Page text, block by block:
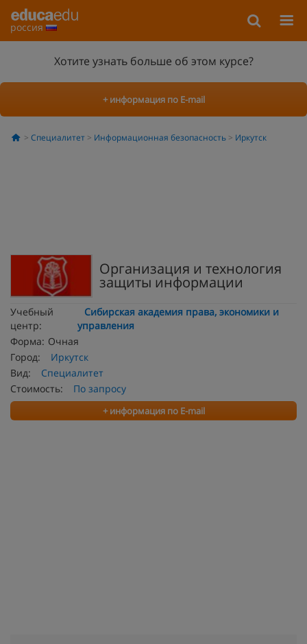
россия
Хотите узнать больше об этом курсе?
+ информация по E-mail
Специалитет Информационная безопасность Иркутск
Организация и технология
защиты информации
Учебный
центр:
Сибирская академия права, экономики и
управления
Форма: Очная
Город:
Иркутск
Вид:
Специалитет
Стоимость:
По запросу
+ информация по E-mail